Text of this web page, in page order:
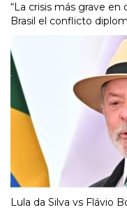
“La crisis más grave en
Brasil el conflicto
Lula da Silva vs Flávio